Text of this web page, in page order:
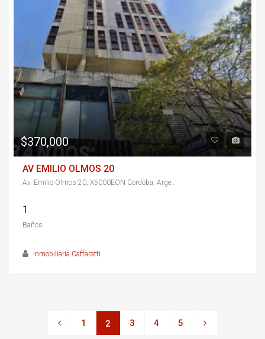
$370,000
AV EMILIO OLMOS 20
Av. Emilio Olmos 20, X5000EON Córdoba, Argentina
1
Baños
Inmobiliaria Caffaratti
1 2 3 4 5